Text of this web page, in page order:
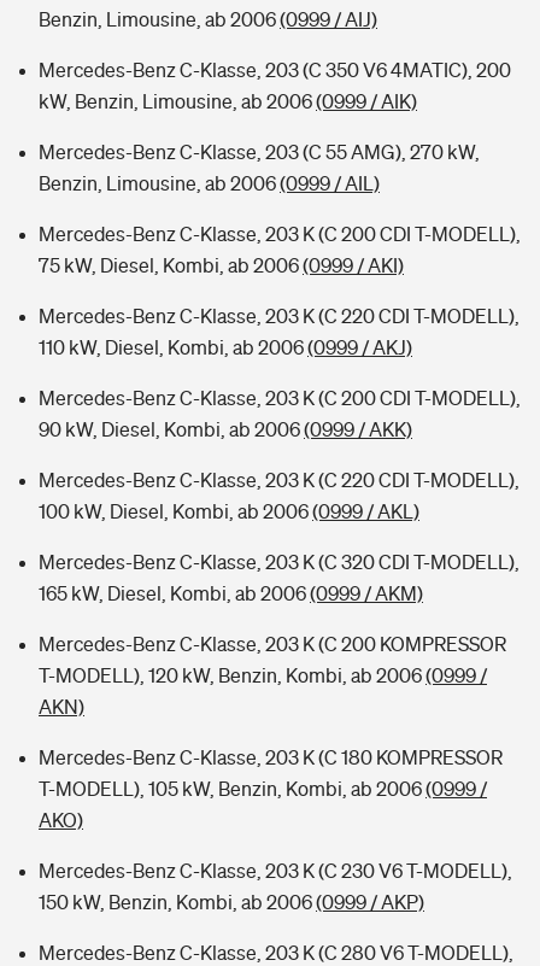
Benzin, Limousine, ab 2006(0999 / AIJ)
Mercedes-Benz C-Klasse, 203 (C 350 V6 4MATIC), 200
kW, Benzin, Limousine, ab 2006(0999 / AIK)
Mercedes-Benz C-Klasse, 203 (C 55 AMG), 270 kW,
Benzin, Limousine, ab 2006(0999 / AIL)
Mercedes-Benz C-Klasse, 203 K (C 200 CDI T-MODELL),
75 kW, Diesel, Kombi, ab 2006(0999 / AKI)
Mercedes-Benz C-Klasse, 203 K (C 220 CDI T-MODELL),
110 kW, Diesel, Kombi, ab 2006(0999 / AKJ)
Mercedes-Benz C-Klasse, 203 K (C 200 CDI T-MODELL),
90 kW, Diesel, Kombi, ab 2006(0999 / AKK)
Mercedes-Benz C-Klasse, 203 K (C 220 CDI T-MODELL),
100 kW, Diesel, Kombi, ab 2006(0999 / AKL)
Mercedes-Benz C-Klasse, 203 K (C 320 CDI T-MODELL),
165 kW, Diesel, Kombi, ab 2006(0999 / AKM)
Mercedes-Benz C-Klasse, 203 K (C 200 KOMPRESSOR
T-MODELL), 120 kW, Benzin, Kombi, ab 2006(0999 /
AKN)
Mercedes-Benz C-Klasse, 203 K (C 180 KOMPRESSOR
T-MODELL), 105 kW, Benzin, Kombi, ab 2006(0999 /
AKO)
Mercedes-Benz C-Klasse, 203 K (C 230 V6 T-MODELL),
150 kW, Benzin, Kombi, ab 2006(0999 / AKP)
Mercedes-Benz C-Klasse, 203 K (C 280 V6 T-MODELL),